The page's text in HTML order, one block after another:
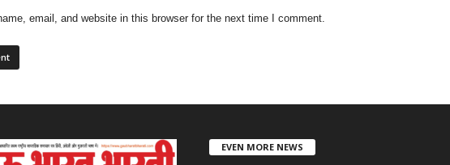
email, and website in this browser for the next time I comment.
EVEN MORE NEWS